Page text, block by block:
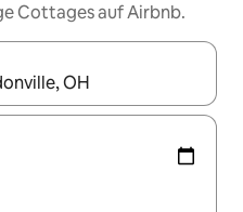
Cottages auf Airbnb.
navigiere mit den